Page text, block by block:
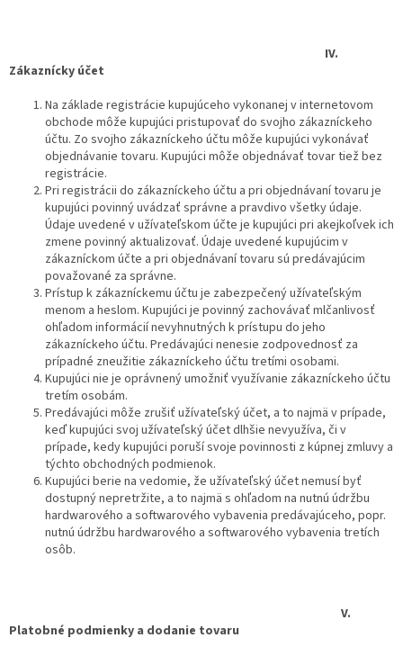
IV.
Zákaznícky účet
Na základe registrácie kupujúceho vykonanej v internetovom
obchode môže kupujúci pristupovať do svojho zákazníckeho
účtu. Zo svojho zákazníckeho účtu môže kupujúci vykonávať
objednávanie tovaru. Kupujúci môže objednávať tovar tiež bez
registrácie.
Pri registrácii do zákazníckeho účtu a pri objednávaní tovaru je
kupujúci povinný uvádzať správne a pravdivo všetky údaje.
Údaje uvedené v užívateľskom účte je kupujúci pri akejkoľvek ich
zmene povinný aktualizovať. Údaje uvedené kupujúcim v
zákazníckom účte a pri objednávaní tovaru sú predávajúcim
považované za správne.
Prístup k zákazníckemu účtu je zabezpečený užívateľským
menom a heslom. Kupujúci je povinný zachovávať mlčanlivosť
ohľadom informácií nevyhnutných k prístupu do jeho
zákazníckeho účtu. Predávajúci nenesie zodpovednosť za
prípadné zneužitie zákazníckeho účtu tretími osobami.
Kupujúci nie je oprávnený umožniť využívanie zákazníckeho účtu
tretím osobám.
Predávajúci môže zrušiť užívateľský účet, a to najmä v prípade,
keď kupujúci svoj užívateľský účet dlhšie nevyužíva, či v
prípade, kedy kupujúci poruší svoje povinnosti z kúpnej zmluvy a
týchto obchodných podmienok.
Kupujúci berie na vedomie, že užívateľský účet nemusí byť
dostupný nepretržite, a to najmä s ohľadom na nutnú údržbu
hardwarového a softwarového vybavenia predávajúceho, popr.
nutnú údržbu hardwarového a softwarového vybavenia tretích
osôb.
V.
Platobné podmienky a dodanie tovaru